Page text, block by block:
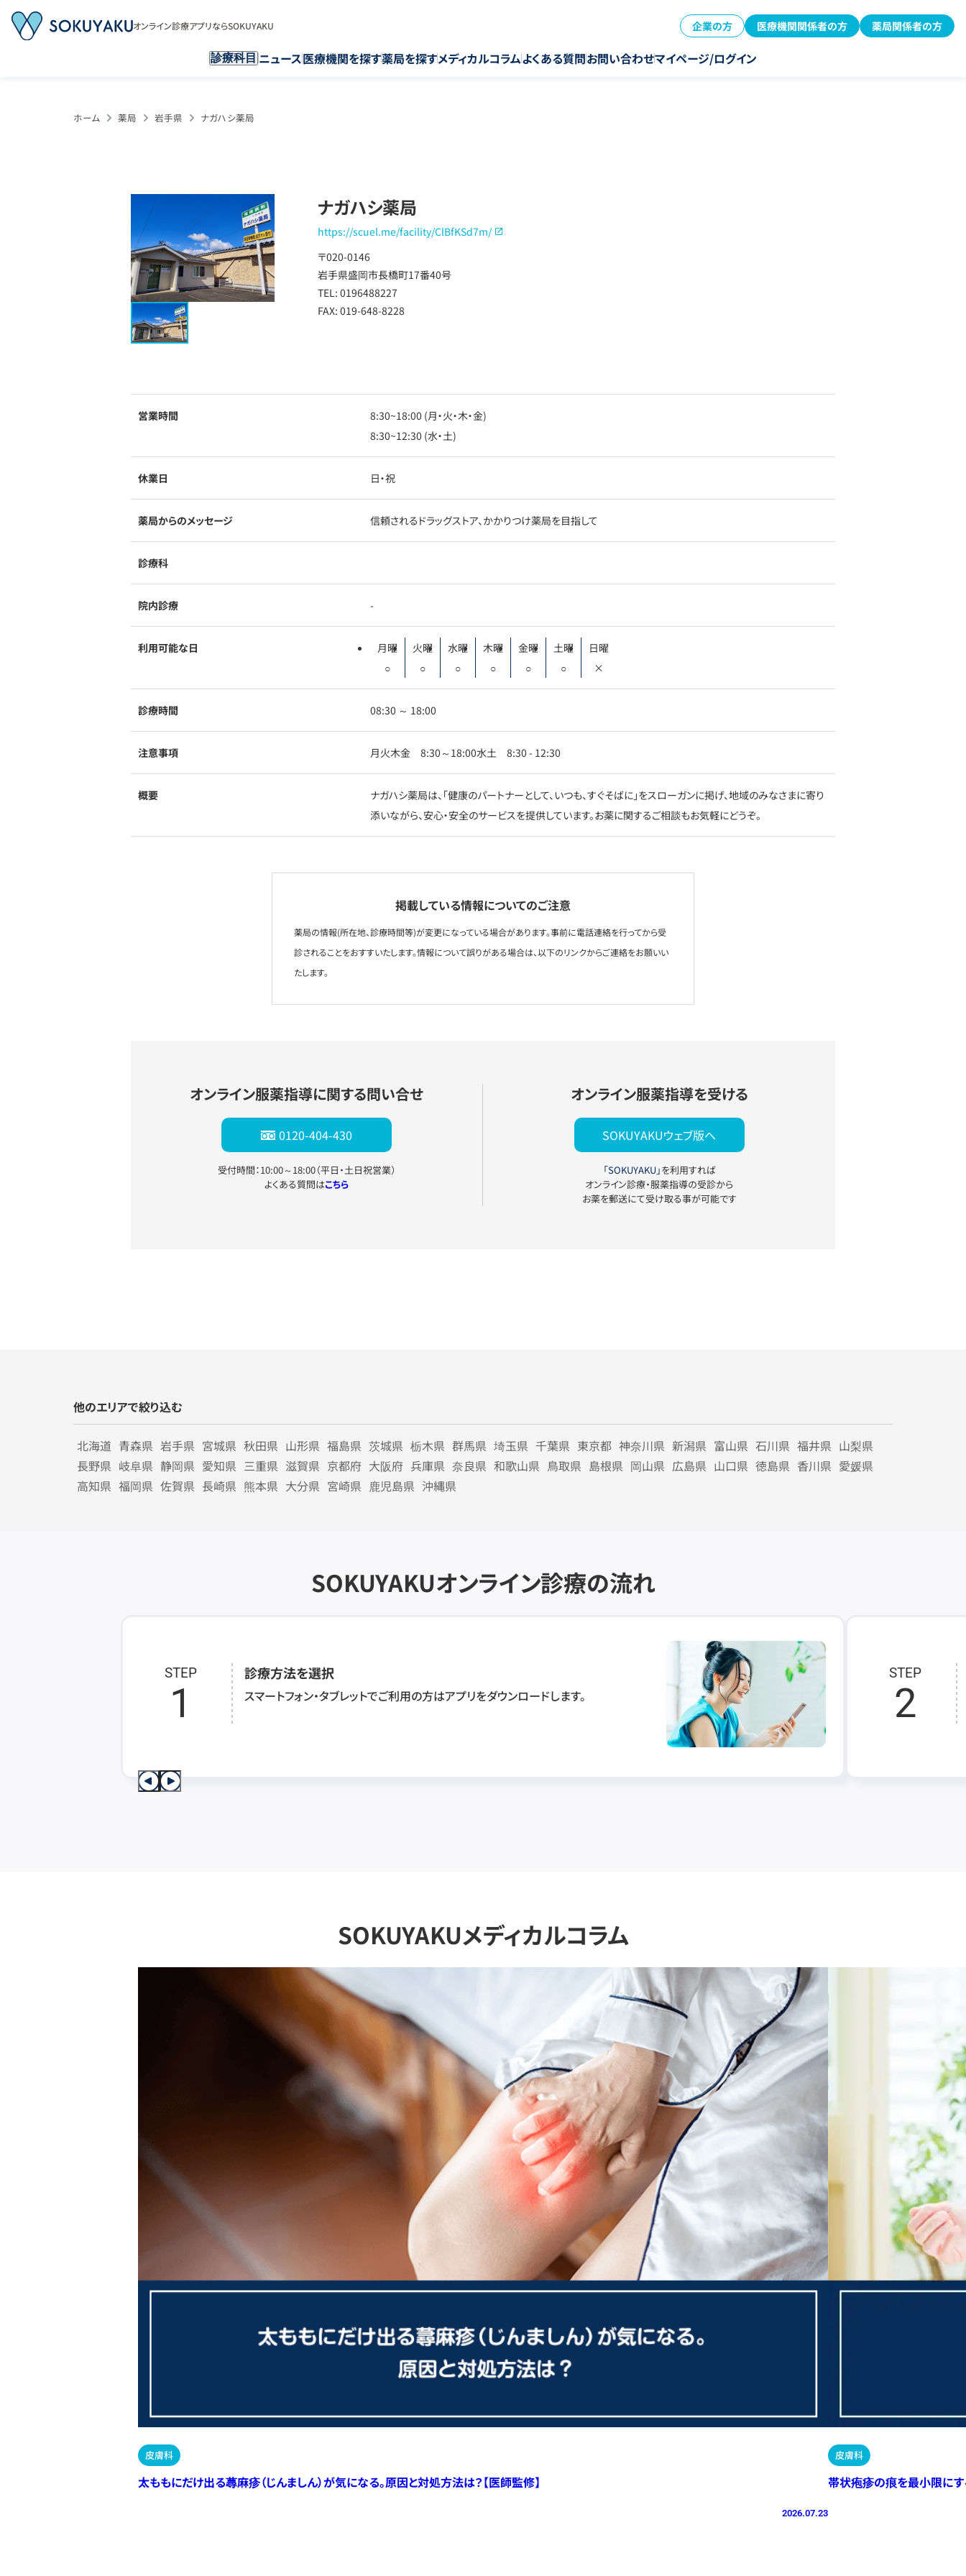
オンライン診療アプリならSOKUYAKU 企業の方 医療機関関係者の方 薬局関係者の方
診療科目 ニュース医療機関を探す薬局を探すメディカルコラムよくある質問お問い合わせマイページ/ログイン
ホーム 薬局 岩手県 ナガハシ薬局
ナガハシ薬局
https://scuel.me/facility/ClBfKSd7m/
〒020-0146
岩手県盛岡市長橋町17番40号
TEL: 0196488227
FAX: 019-648-8228
営業時間
8:30~18:00 (月・火・木・金)
8:30~12:30 (水・土)
休業日 日・祝
薬局からのメッセージ 信頼されるドラッグストア、かかりつけ薬局を目指して
診療科
院内診療 -
利用可能な日
月曜
○
火曜
○
水曜
○
木曜
○
金曜
○
土曜
○
日曜
×
診療時間 08:30 ～ 18:00
注意事項 月火木金 8:30～18:00水土 8:30 - 12:30
概要
ナガハシ薬局は、「健康のパートナーとして、いつも、すぐそばに」をスローガンに掲げ、地域のみなさまに寄り
添いながら、安心・安全のサービスを提供しています。お薬に関するご相談もお気軽にどうぞ。
掲載している情報についてのご注意
薬局の情報(所在地、診療時間等)が変更になっている場合があります。事前に電話連絡を行ってから受
診されることをおすすいたします。情報について誤りがある場合は、以下のリンクからご連絡をお願いい
たします。
オンライン服薬指導に関する問い合せ
0120-404-430
受付時間：10:00～18:00（平日・土日祝営業）
よくある質問はこちら
オンライン服薬指導を受ける
SOKUYAKUウェブ版へ
「SOKUYAKU」を利用すれば
オンライン診療・服薬指導の受診から
お薬を郵送にて受け取る事が可能です
他のエリアで絞り込む
北海道 青森県 岩手県 宮城県 秋田県 山形県 福島県 茨城県 栃木県 群馬県 埼玉県 千葉県 東京都 神奈川県 新潟県 富山県 石川県 福井県 山梨県
長野県 岐阜県 静岡県 愛知県 三重県 滋賀県 京都府 大阪府 兵庫県 奈良県 和歌山県 鳥取県 島根県 岡山県 広島県 山口県 徳島県 香川県 愛媛県
高知県 福岡県 佐賀県 長崎県 熊本県 大分県 宮崎県 鹿児島県 沖縄県
SOKUYAKUオンライン診療の流れ
STEP
1
診療方法を選択
スマートフォン・タブレットでご利用の方はアプリをダウンロードします。
STEP
2
SOKUYAKUメディカルコラム
皮膚科
太ももにだけ出る蕁麻疹（じんましん）が気になる。原因と対処方法は？【医師監修】
2026.07.23
皮膚科
帯状疱疹の痕を最小限にす